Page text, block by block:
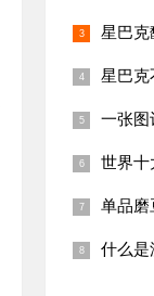
星巴克馥芮
星巴克
一张图让你
世界十大顶
单品磨豆机
什么是澳式白咖